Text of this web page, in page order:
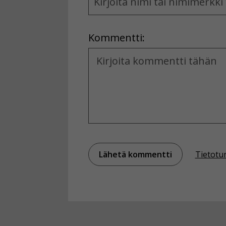
and
Kommentti:
Kommentti